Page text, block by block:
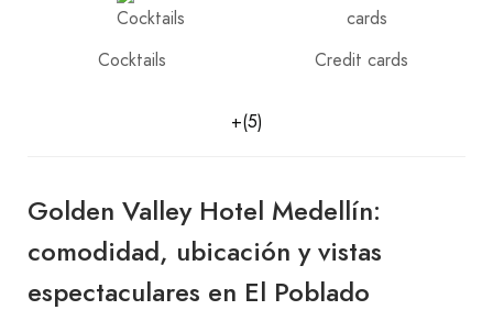
Cocktails Credit cards
+(5)
Golden Valley Hotel Medellín:
comodidad, ubicación y vistas
espectaculares en El Poblado